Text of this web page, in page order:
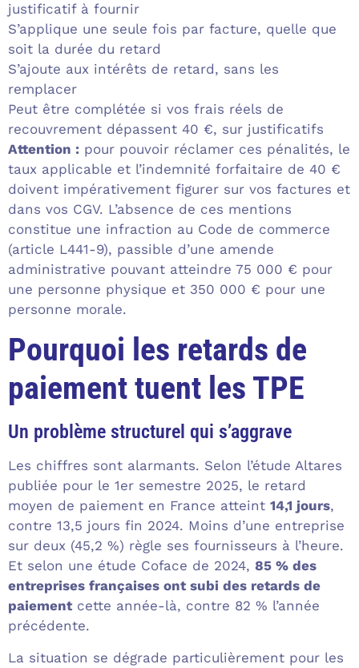
justificatif à fournir
S’applique une seule fois par facture, quelle que
soit la durée du retard
S’ajoute aux intérêts de retard, sans les
remplacer
Peut être complétée si vos frais réels de
recouvrement dépassent 40 €, sur justificatifs
Attention : pour pouvoir réclamer ces pénalités, le
taux applicable et l’indemnité forfaitaire de 40 €
doivent impérativement figurer sur vos factures et
dans vos CGV. L’absence de ces mentions
constitue une infraction au Code de commerce
(article L441-9), passible d’une amende
administrative pouvant atteindre 75 000 € pour
une personne physique et 350 000 € pour une
personne morale.
Pourquoi les retards de
paiement tuent les TPE
Un problème structurel qui s’aggrave
Les chiffres sont alarmants. Selon l’étude Altares
publiée pour le 1er semestre 2025, le retard
moyen de paiement en France atteint 14,1 jours,
contre 13,5 jours fin 2024. Moins d’une entreprise
sur deux (45,2 %) règle ses fournisseurs à l’heure.
Et selon une étude Coface de 2024, 85 % des
entreprises françaises ont subi des retards de
paiement cette année-là, contre 82 % l’année
précédente.
La situation se dégrade particulièrement pour les